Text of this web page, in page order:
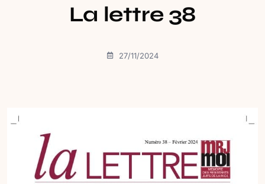
La lettre 38
27/11/2024